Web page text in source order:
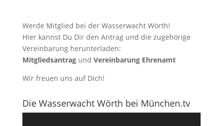
Werde Mitglied bei der Wasserwacht Wörth!
Hier kannst Du Dir den Antrag und die zugehörige
Vereinbarung herunterladen:
Mitgliedsantrag und Vereinbarung Ehrenamt
Wir freuen uns auf Dich!
Die Wasserwacht Wörth bei München.tv